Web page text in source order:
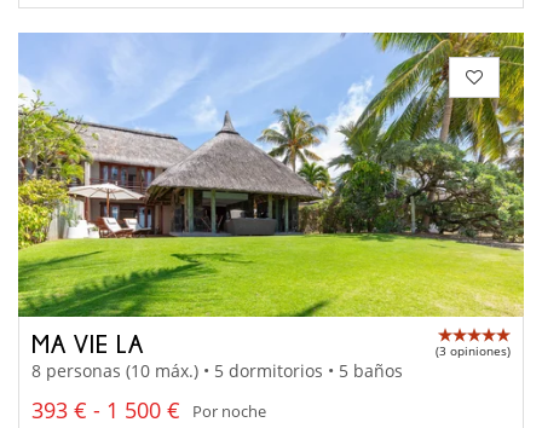
MA VIE LA (3 opiniones)
8 personas (10 máx.) • 5 dormitorios • 5 baños
393 € - 1 500 €
Por noche